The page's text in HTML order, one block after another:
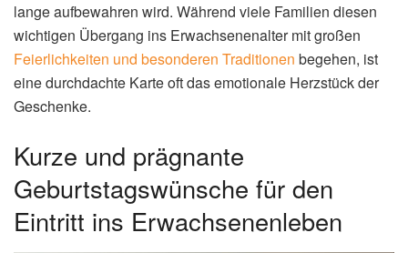
lange aufbewahren wird. Während viele Familien diesen
wichtigen Übergang ins Erwachsenenalter mit großen
Feierlichkeiten und besonderen Traditionen begehen, ist
eine durchdachte Karte oft das emotionale Herzstück der
Geschenke.
Kurze und prägnante
Geburtstagswünsche für den
Eintritt ins Erwachsenenleben